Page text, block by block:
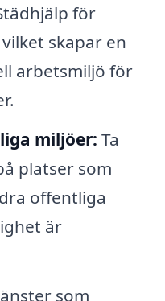
för
skapar en
arbetsmiljö för
miljöer: Ta
platser som
offentliga
är
som